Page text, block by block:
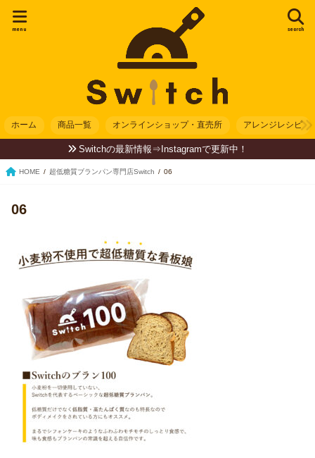
search
menu
ホーム 商品一覧 オンラインショップ・直売所 アレンジレシピ
Switchの最新情報⇒Instagramで更新中！
HOME 超低糖質ブランパン専門店Switch 06
06